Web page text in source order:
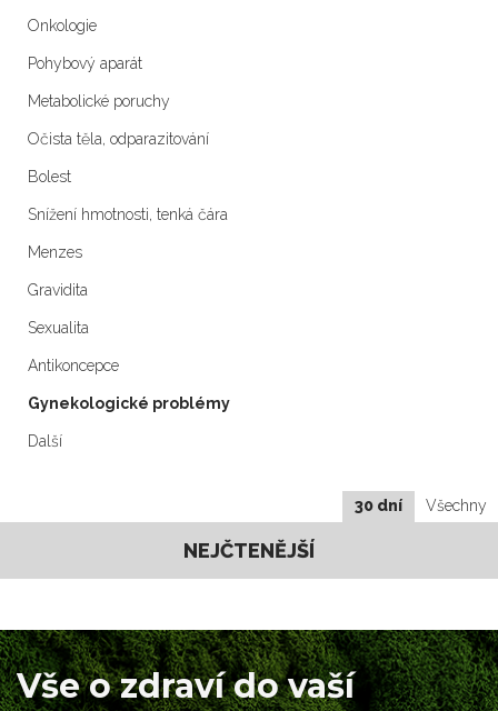
Onkologie
Pohybový aparát
Metabolické poruchy
Očista těla, odparazitování
Bolest
Snížení hmotnosti, tenká čára
Menzes
Gravidita
Sexualita
Antikoncepce
Gynekologické problémy
Další
30 dní Všechny
NEJČTENĚJŠÍ
Vše o zdraví do vaší